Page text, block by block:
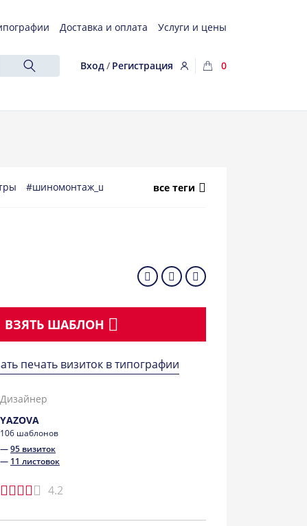
Доставка и оплата Услуги и цены
Вход/ Регистрация 0
#шиномонтаж_шины #такси_таксист
все теги
ВЗЯТЬ ШАБЛОН
печать визиток в типографии
Дизайнер
YAZOVA
106 шаблонов
—95 визиток
— 11 листовок
4.2